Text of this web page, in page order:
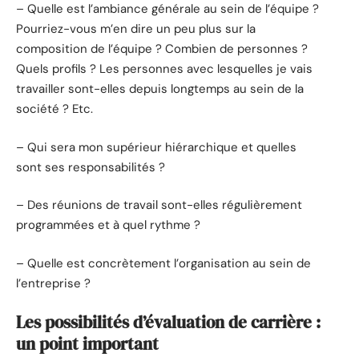
– Quelle est l’ambiance générale au sein de l’équipe ?
Pourriez-vous m’en dire un peu plus sur la
composition de l’équipe ? Combien de personnes ?
Quels profils ? Les personnes avec lesquelles je vais
travailler sont-elles depuis longtemps au sein de la
société ? Etc.
– Qui sera mon supérieur hiérarchique et quelles
sont ses responsabilités ?
– Des réunions de travail sont-elles régulièrement
programmées et à quel rythme ?
– Quelle est concrètement l’organisation au sein de
l’entreprise ?
Les possibilités d’évaluation de carrière :
un point important